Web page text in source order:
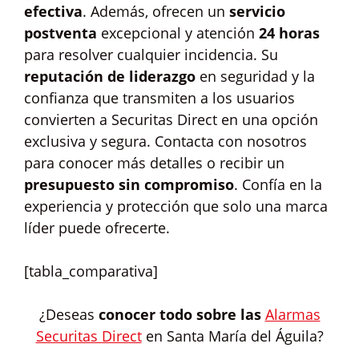
efectiva. Además, ofrecen un servicio
postventa excepcional y atención 24 horas
para resolver cualquier incidencia. Su
reputación de liderazgo en seguridad y la
confianza que transmiten a los usuarios
convierten a Securitas Direct en una opción
exclusiva y segura. Contacta con nosotros
para conocer más detalles o recibir un
presupuesto sin compromiso. Confía en la
experiencia y protección que solo una marca
líder puede ofrecerte.
[tabla_comparativa]
¿Deseas conocer todo sobre las Alarmas
Securitas Directen Santa María del Águila?